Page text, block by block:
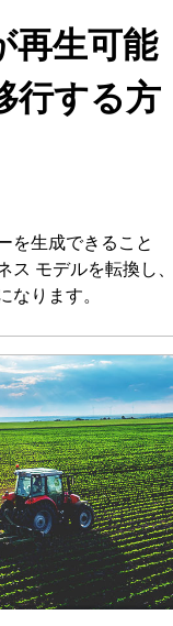
再生可能
行する方
を生成できること
モデルを転換し、
ります。